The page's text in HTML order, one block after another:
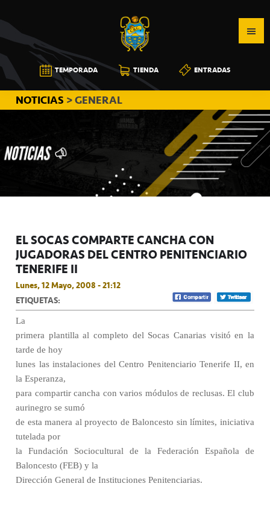
a
la
navegación
principal
al
contenido
principal
a
la
barra
lateral
principal
CB
CANARIAS
TEMPORADA TIENDA ENTRADAS
NOTICIAS > GENERAL
EL SOCAS COMPARTE CANCHA CON
JUGADORAS DEL CENTRO PENITENCIARIO
TENERIFE II
Lunes, 12 Mayo, 2008 - 21:12
ETIQUETAS:
La
primera plantilla al completo del Socas Canarias visitó en la
tarde de hoy
lunes las instalaciones del Centro Penitenciario Tenerife II, en
la Esperanza,
para compartir cancha con varios módulos de reclusas. El club
aurinegro se sumó
de esta manera al proyecto de Baloncesto sin límites, iniciativa
tutelada por
la Fundación Sociocultural de la Federación Española de
Baloncesto (FEB) y la
Dirección General de Instituciones Penitenciarias.